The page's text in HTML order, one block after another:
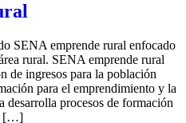
SENA emprende rural enfocado
rural. SENA emprende rural
de ingresos para la población
para el emprendimiento y la
desarrolla procesos de formación
[…]